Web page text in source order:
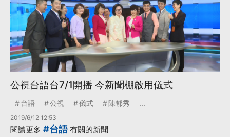
公視台語台7/1開播 今新聞棚啟用儀式
台語 公視 儀式 陳郁秀 ...
2019/6/12 12:53
閱讀更多 #台語有關的新聞